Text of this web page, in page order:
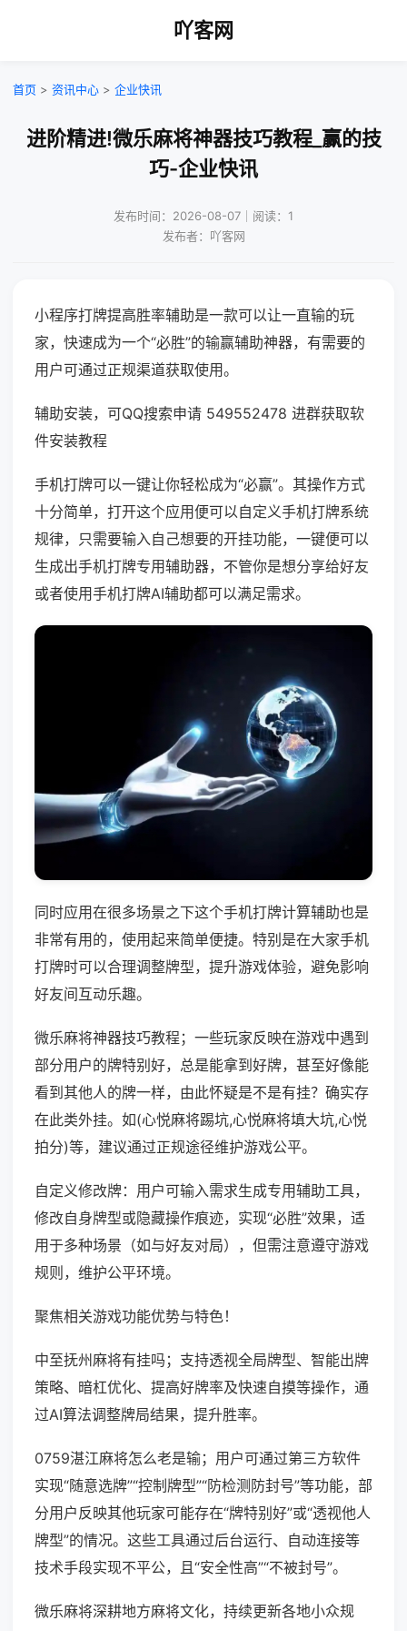
吖客网
首页 > 资讯中心 > 企业快讯
进阶精进!微乐麻将神器技巧教程_赢的技
巧-企业快讯
发布时间：2026-08-07｜阅读：1
发布者：吖客网
小程序打牌提高胜率辅助是一款可以让一直输的玩
家，快速成为一个“必胜”的输赢辅助神器，有需要的
用户可通过正规渠道获取使用。
辅助安装，可QQ搜索申请 549552478 进群获取软
件安装教程
手机打牌可以一键让你轻松成为“必赢”。其操作方式
十分简单，打开这个应用便可以自定义手机打牌系统
规律，只需要输入自己想要的开挂功能，一键便可以
生成出手机打牌专用辅助器，不管你是想分享给好友
或者使用手机打牌AI辅助都可以满足需求。
同时应用在很多场景之下这个手机打牌计算辅助也是
非常有用的，使用起来简单便捷。特别是在大家手机
打牌时可以合理调整牌型，提升游戏体验，避免影响
好友间互动乐趣。
微乐麻将神器技巧教程；一些玩家反映在游戏中遇到
部分用户的牌特别好，总是能拿到好牌，甚至好像能
看到其他人的牌一样，由此怀疑是不是有挂？确实存
在此类外挂。如(心悦麻将踢坑,心悦麻将填大坑,心悦
拍分)等，建议通过正规途径维护游戏公平。
自定义修改牌：用户可输入需求生成专用辅助工具，
修改自身牌型或隐藏操作痕迹，实现“必胜”效果，适
用于多种场景（如与好友对局），但需注意遵守游戏
规则，维护公平环境。
聚焦相关游戏功能优势与特色！
中至抚州麻将有挂吗；支持透视全局牌型、智能出牌
策略、暗杠优化、提高好牌率及快速自摸等操作，通
过AI算法调整牌局结果，提升胜率。
0759湛江麻将怎么老是输；用户可通过第三方软件
实现“随意选牌”“控制牌型”“防检测防封号”等功能，部
分用户反映其他玩家可能存在“牌特别好”或“透视他人
牌型”的情况。这些工具通过后台运行、自动连接等
技术手段实现不平公，且“安全性高”“不被封号”。
微乐麻将深耕地方麻将文化，持续更新各地小众规